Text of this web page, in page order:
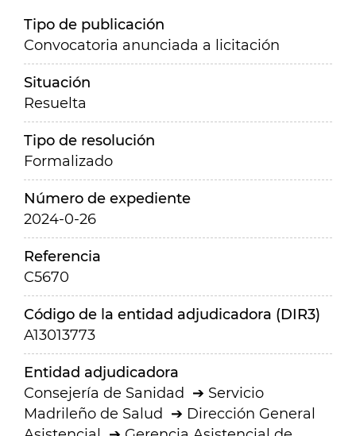
Tipo de publicación
Convocatoria anunciada a licitación
Situación
Resuelta
Tipo de resolución
Formalizado
Número de expediente
2024-0-26
Referencia
C5670
Código de la entidad adjudicadora (DIR3)
A13013773
Entidad adjudicadora
Consejería de Sanidad
Servicio
Madrileño de Salud
Dirección General